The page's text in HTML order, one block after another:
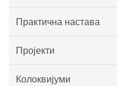
Практична настава
Пројекти
Колоквијуми